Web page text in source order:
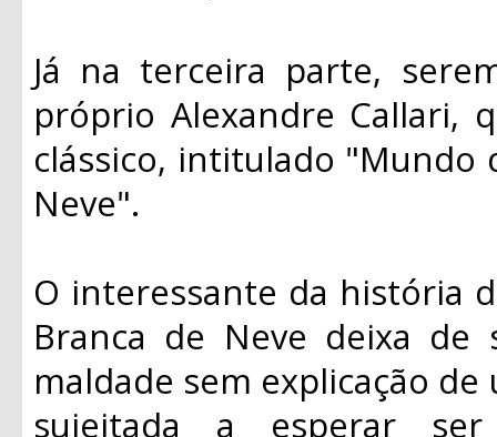
Já na terceira parte,
próprio Alexandre Callari,
clássico, intitulado "Mundo
Neve".
O interessante da história
Branca de Neve deixa de
maldade sem explicação
sujeitada a esperar